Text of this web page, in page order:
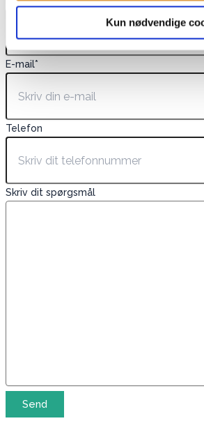
Kun nødvendige
E-mail*
Telefon
Skriv dit spørgsmål